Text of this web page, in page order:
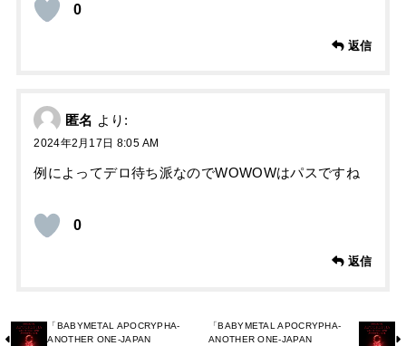
0
返信
匿名 より:
2024年2月17日 8:05 AM
例によってデロ待ち派なのでWOWOWはパスですね
0
返信
「BABYMETAL APOCRYPHA-
ANOTHER ONE-JAPAN
「BABYMETAL APOCRYPHA-
ANOTHER ONE-JAPAN